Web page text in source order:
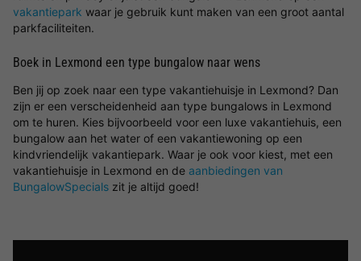
vakantiepark waar je gebruik kunt maken van een groot aantal
parkfaciliteiten.
Boek in Lexmond een type bungalow naar wens
Ben jij op zoek naar een type vakantiehuisje in Lexmond? Dan
zijn er een verscheidenheid aan type bungalows in Lexmond
om te huren. Kies bijvoorbeeld voor een luxe vakantiehuis, een
bungalow aan het water of een vakantiewoning op een
kindvriendelijk vakantiepark. Waar je ook voor kiest, met een
vakantiehuisje in Lexmond en de aanbiedingen van
BungalowSpecials zit je altijd goed!